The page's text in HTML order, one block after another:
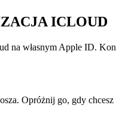
ICLOUD
na własnym Apple ID.
Opróżnij go, gdy